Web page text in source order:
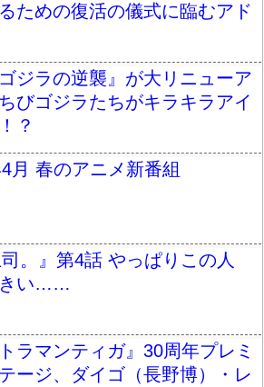
ための復活の儀式に臨むアド
ゴジラの逆襲』が大リニューア
びゴジラたちがキラキラアイ
？
月 春のアニメ新番組
司。』第4話 やっぱりこの人
い……
トラマンティガ』30周年プレミ
ージ、ダイゴ（長野博）・レ